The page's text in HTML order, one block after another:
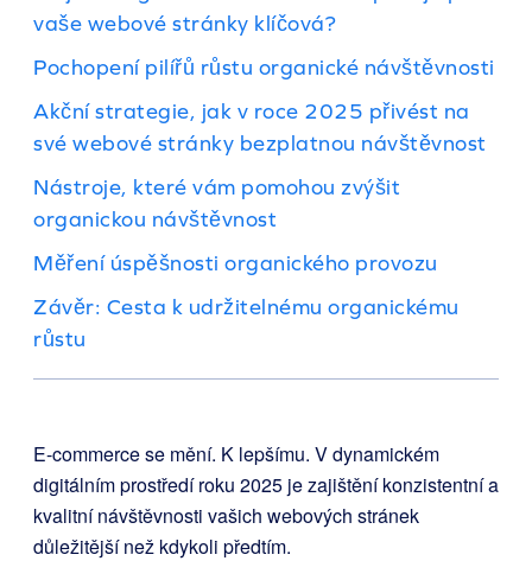
vaše webové stránky klíčová?
Pochopení pilířů růstu organické návštěvnosti
Akční strategie, jak v roce 2025 přivést na
své webové stránky bezplatnou návštěvnost
Nástroje, které vám pomohou zvýšit
organickou návštěvnost
Měření úspěšnosti organického provozu
Závěr: Cesta k udržitelnému organickému
růstu
E-commerce se mění. K lepšímu. V dynamickém
digitálním prostředí roku 2025 je zajištění konzistentní a
kvalitní návštěvnosti vašich webových stránek
důležitější než kdykoli předtím.